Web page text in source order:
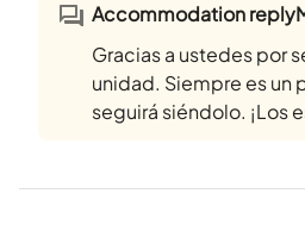
Accommodation
Gracias a ustedes por
unidad. Siempre es un
seguirá siéndolo. ¡Los